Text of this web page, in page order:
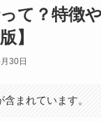
て？特徴
】
30日
まれています。